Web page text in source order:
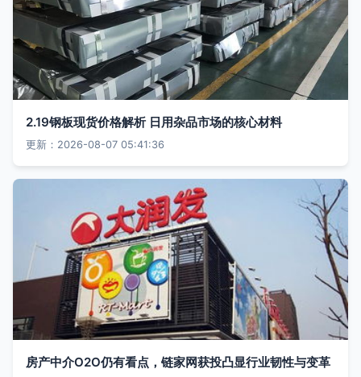
2.19钢板现货价格解析 日用杂品市场的核心材料
更新：2026-08-07 05:41:36
房产中介O2O仍有看点，链家网获投凸显行业韧性与变革